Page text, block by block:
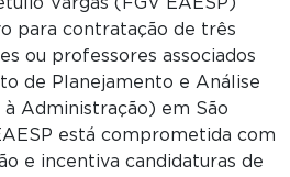
para contratação de três
ou professores associados
de Planejamento e Análise
à Administração) em São
está comprometida com
e incentiva candidaturas de